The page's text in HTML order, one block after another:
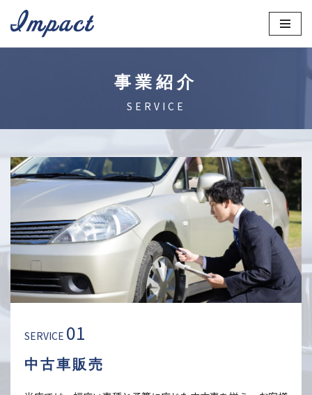
キ
ッ
事業紹介
SERVICE
SERVICE 01
中古車販売